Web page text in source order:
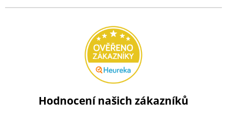
Hodnocení našich zákazníků